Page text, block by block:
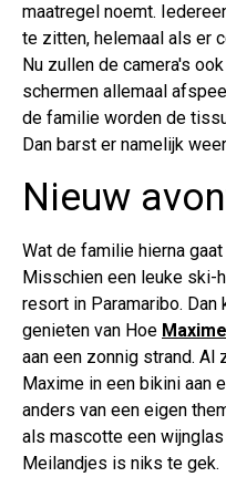
maatregel noemt.
te zitten, helemaal als er
Nu zullen de camera's
schermen allemaal
de familie worden de
Dan barst er namelijk
Nieuw
Wat de familie hierna
Misschien een leuke ski-
resort in Paramaribo.
genieten van Hoe Maxime
aan een zonnig strand. Al
Maxime in een bikini aan
anders van een eigen
als mascotte een
Meilandjes is niks te gek.